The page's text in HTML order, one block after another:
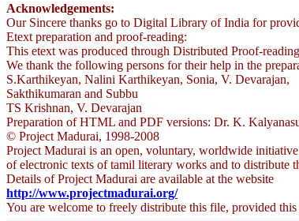
Acknowledgements:
Our Sincere thanks go to Digital Library of India for
Etext preparation and proof-reading:
This etext was produced through Distributed Proof-
We thank the following persons for their help in the
S.Karthikeyan, Nalini Karthikeyan, Sonia, V. Devarajan,
Sakthikumaran and Subbu
TS Krishnan, V. Devarajan
Preparation of HTML and PDF versions: Dr. K.
© Project Madurai, 1998-2008
Project Madurai is an open, voluntary, worldwide
of electronic texts of tamil literary works and to distribute
Details of Project Madurai are available at the website
http://www.projectmadurai.org/
You are welcome to freely distribute this file, provided this